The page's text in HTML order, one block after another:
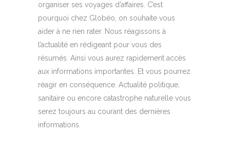
organiser ses voyages d’affaires. C’est
pourquoi chez Globéo, on souhaite vous
aider à ne rien rater. Nous réagissons à
l’actualité en rédigeant pour vous des
résumés. Ainsi vous aurez rapidement accès
aux informations importantes. Et vous pourrez
réagir en conséquence. Actualité politique,
sanitaire ou encore catastrophe naturelle vous
serez toujours au courant des dernières
informations.